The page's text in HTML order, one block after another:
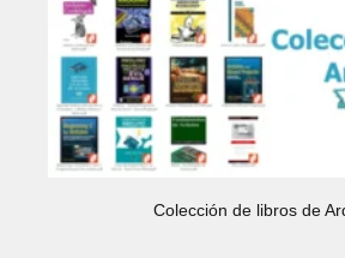
Colección de libros de